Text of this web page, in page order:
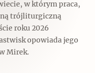
puder z
w którym praca,
trójliturgiczną
roku 2026
opowiada jego
Mirek.